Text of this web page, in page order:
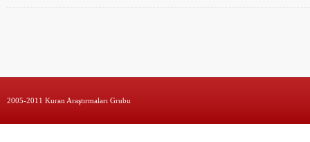
2005-2011 Kuran Araştırmaları Grubu